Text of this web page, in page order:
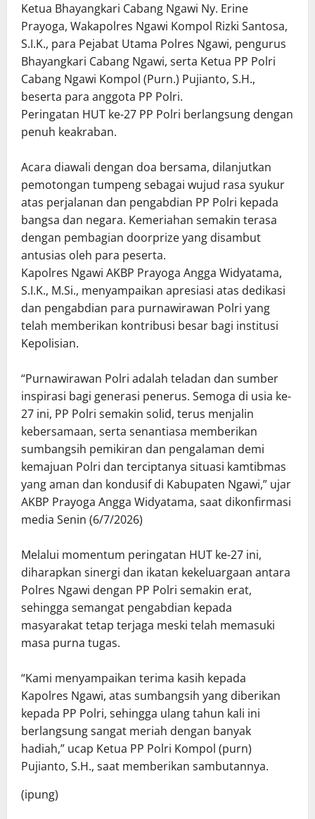
Ketua Bhayangkari Cabang Ngawi Ny. Erine
Prayoga, Wakapolres Ngawi Kompol Rizki Santosa,
S.I.K., para Pejabat Utama Polres Ngawi, pengurus
Bhayangkari Cabang Ngawi, serta Ketua PP Polri
Cabang Ngawi Kompol (Purn.) Pujianto, S.H.,
beserta para anggota PP Polri.
Peringatan HUT ke-27 PP Polri berlangsung dengan
penuh keakraban.
Acara diawali dengan doa bersama, dilanjutkan
pemotongan tumpeng sebagai wujud rasa syukur
atas perjalanan dan pengabdian PP Polri kepada
bangsa dan negara. Kemeriahan semakin terasa
dengan pembagian doorprize yang disambut
antusias oleh para peserta.
Kapolres Ngawi AKBP Prayoga Angga Widyatama,
S.I.K., M.Si., menyampaikan apresiasi atas dedikasi
dan pengabdian para purnawirawan Polri yang
telah memberikan kontribusi besar bagi institusi
Kepolisian.
“Purnawirawan Polri adalah teladan dan sumber
inspirasi bagi generasi penerus. Semoga di usia ke-
27 ini, PP Polri semakin solid, terus menjalin
kebersamaan, serta senantiasa memberikan
sumbangsih pemikiran dan pengalaman demi
kemajuan Polri dan terciptanya situasi kamtibmas
yang aman dan kondusif di Kabupaten Ngawi,” ujar
AKBP Prayoga Angga Widyatama, saat dikonfirmasi
media Senin (6/7/2026)
Melalui momentum peringatan HUT ke-27 ini,
diharapkan sinergi dan ikatan kekeluargaan antara
Polres Ngawi dengan PP Polri semakin erat,
sehingga semangat pengabdian kepada
masyarakat tetap terjaga meski telah memasuki
masa purna tugas.
“Kami menyampaikan terima kasih kepada
Kapolres Ngawi, atas sumbangsih yang diberikan
kepada PP Polri, sehingga ulang tahun kali ini
berlangsung sangat meriah dengan banyak
hadiah,” ucap Ketua PP Polri Kompol (purn)
Pujianto, S.H., saat memberikan sambutannya.
(ipung)